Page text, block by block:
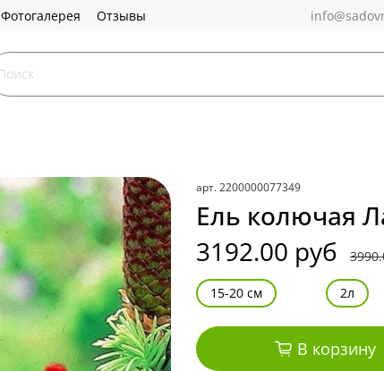
Фотогалерея Отзывы
арт. 2200000077349
Ель колючая
3192.00 руб
15-20 см 2л
В корзину